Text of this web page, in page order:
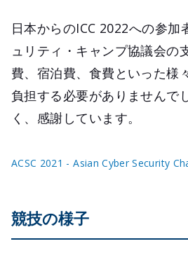
日本からのICC 2022への参加
ュリティ・キャンプ協議会の
費、宿泊費、食費といった様
負担する必要がありませんで
く、感謝しています。
ACSC 2021 - Asian Cyber Security
競技の様子